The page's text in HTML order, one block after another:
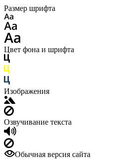
Размер шрифта
Цвет фона и шрифта
Изображения
Озвучивание текста
Обычная версия сайта